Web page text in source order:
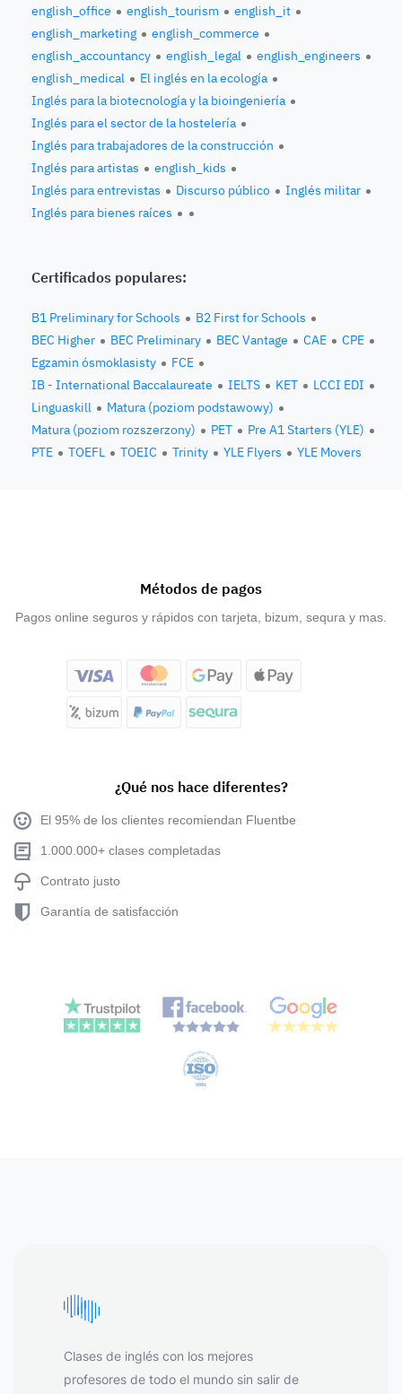
english_office english_tourism
english_it
english_marketing
english_commerce
english_accountancy
english_legal
english_engineers
english_medical
El inglés en la ecología
Inglés para la biotecnología y la bioingeniería
Inglés para el sector de la hostelería
Inglés para trabajadores de la construcción
Inglés para artistas
english_kids
Inglés para entrevistas
Discurso público
Inglés militar
Inglés para bienes raíces
Certificados populares:
B1 Preliminary for Schools
B2 First for Schools
BEC Higher
BEC Preliminary BEC Vantage CAE
CPE
Egzamin ósmoklasisty
FCE
IB - International Baccalaureate
IELTS KET
LCCI EDI
Linguaskill
Matura (poziom podstawowy)
Matura (poziom rozszerzony)
PET
Pre A1 Starters (YLE)
PTE
TOEFL TOEIC Trinity YLE Flyers YLE Movers
Métodos de pagos
Pagos online seguros y rápidos con tarjeta, bizum, sequra y mas.
¿Qué nos hace diferentes?
El 95% de los clientes recomiendan Fluentbe
1.000.000+ clases completadas
Contrato justo
Garantía de satisfacción
Clases de inglés con los mejores
profesores de todo el mundo sin salir de